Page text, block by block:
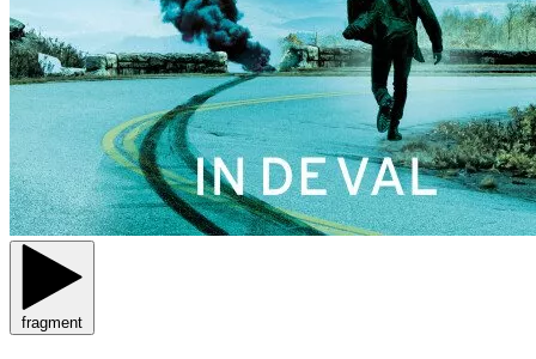
fragment